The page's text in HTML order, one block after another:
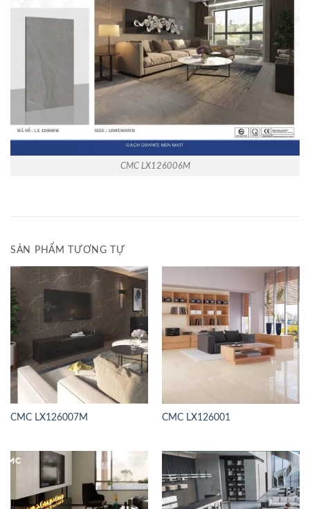
CMC LX126006M
SẢN PHẨM TƯƠNG TỰ
CMC LX126007M CMC LX126001